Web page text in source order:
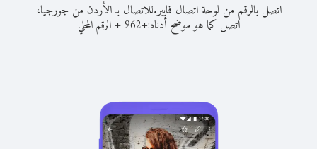
اتصل بالرقم من لوحة اتصال فايبر.للاتصال بـ الأردن من جورجيا،
اتصل كما هو موضح أدناه:+
962
+الرقم المحلي